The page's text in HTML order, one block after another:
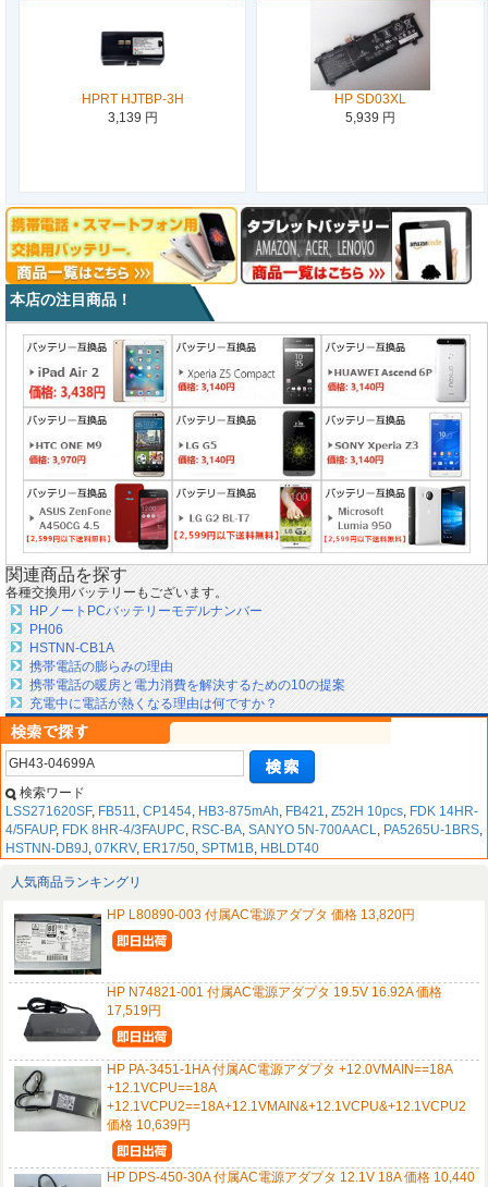
HPRT HJTBP-3H
3,139 円
HP SD03XL
5,939 円
本店の注目商品！
関連商品を探す
各種交換用バッテリーもございます。
HPノートPCバッテリーモデルナンバー
PH06
HSTNN-CB1A
携帯電話の膨らみの理由
携帯電話の暖房と電力消費を解決するための10の提案
充電中に電話が熱くなる理由は何ですか？
検索ワード
LSS271620SF, FB511, CP1454, HB3-875mAh, FB421, Z52H 10pcs, FDK 14HR-
4/5FAUP, FDK 8HR-4/3FAUPC, RSC-BA, SANYO 5N-700AACL, PA5265U-1BRS,
HSTNN-DB9J, 07KRV, ER17/50, SPTM1B, HBLDT40
人気商品ランキングリ
HP L80890-003 付属AC電源アダプタ 価格 13,820円
HP N74821-001 付属AC電源アダプタ 19.5V 16.92A 価格
17,519円
HP PA-3451-1HA 付属AC電源アダプタ +12.0VMAIN==18A
+12.1VCPU==18A
+12.1VCPU2==18A+12.1VMAIN&+12.1VCPU&+12.1VCPU2
価格 10,639円
HP DPS-450-30A 付属AC電源アダプタ 12.1V 18A 価格 10,440